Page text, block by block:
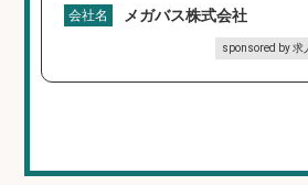
会社名 メガバス株式会社
sponsored by 求